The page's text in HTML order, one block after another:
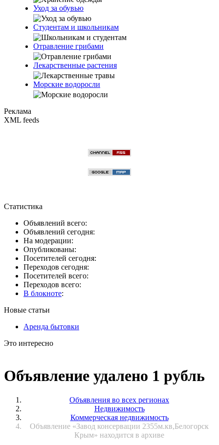
Уход за обувью
Студентам и школьникам
Отравление грибами
Лекарственные растения
Морские водоросли
Реклама
XML feeds
Статистика
Объявлений всего:
Объявлений сегодня:
На модерации:
Опубликованы:
Посетителей сегодня:
Переходов сегодня:
Посетителей всего:
Переходов всего:
В блокноте:
Новые статьи
Аренда бытовки
Это интересно
Объявление удалено 1 рубль
Объявления во всех регионах
Недвижимость
Коммерческая недвижимость
Объявление «Завод консервации 2355м.кв,Белогорск
Крым» находится в архиве